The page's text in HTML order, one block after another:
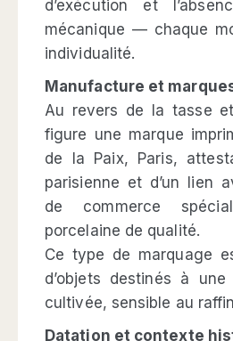
d’exécution et
mécanique — chaque
individualité.
Manufacture et
Au revers de la tasse
figure une marque
de la Paix, Paris,
parisienne et d’un lien
de commerce
porcelaine de qualité.
Ce type de marquage
d’objets destinés à
cultivée, sensible au
Datation et contexte